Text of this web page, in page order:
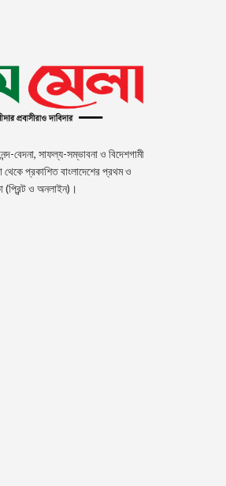
বেদনা, সাফল্য-সম্ভাবনা ও বিদেশগামী
থেকে প্রকাশিত বাংলাদেশের প্রথম ও
(প্রিন্ট ও অনলাইন)।